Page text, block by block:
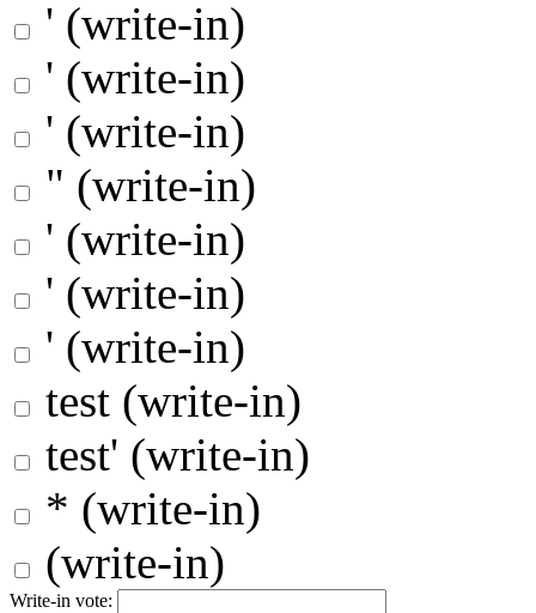
' (write-in)
' (write-in)
' (write-in)
" (write-in)
' (write-in)
' (write-in)
' (write-in)
test (write-in)
test' (write-in)
* (write-in)
(write-in)
Write-in vote: